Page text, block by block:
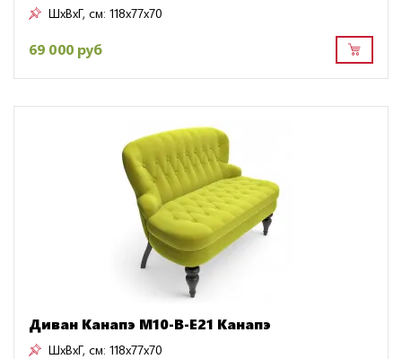
ШxВxГ, см: 118x77x70
69 000 руб
Диван Канапэ M10-B-E21 Канапэ
ШxВxГ, см: 118x77x70